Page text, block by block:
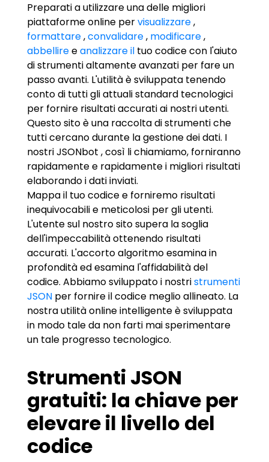
Preparati a utilizzare una delle migliori
piattaforme online pervisualizzare,
formattare,convalidare, modificare,
abbellireeanalizzare il tuo codice con l'aiuto
di strumenti altamente avanzati per fare un
passo avanti. L'utilità è sviluppata tenendo
conto di tutti gli attuali standard tecnologici
per fornire risultati accurati ai nostri utenti.
Questo sito è una raccolta di strumenti che
tutti cercano durante la gestione dei dati. I
nostri JSONbot , così li chiamiamo, forniranno
rapidamente e rapidamente i migliori risultati
elaborando i dati inviati.
Mappa il tuo codice e forniremo risultati
inequivocabili e meticolosi per gli utenti.
L'utente sul nostro sito supera la soglia
dell'impeccabilità ottenendo risultati
accurati. L'accorto algoritmo esamina in
profondità ed esamina l'affidabilità del
codice. Abbiamo sviluppato i nostristrumenti
JSON per fornire il codice meglio allineato. La
nostra utilità online intelligente è sviluppata
in modo tale da non farti mai sperimentare
un tale progresso tecnologico.
Strumenti JSON
gratuiti: la chiave per
elevare il livello del
codice